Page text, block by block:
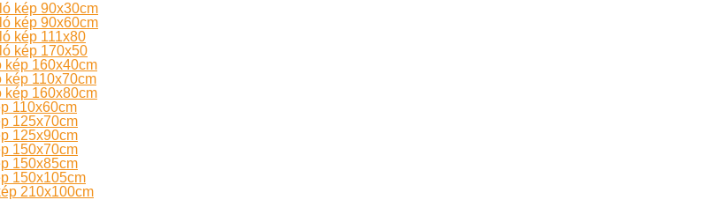
kép 90x30cm
kép 90x60cm
kép 111x80
kép 170x50
kép 160x40cm
kép 110x70cm
kép 160x80cm
110x60cm
125x70cm
125x90cm
150x70cm
150x85cm
150x105cm
210x100cm